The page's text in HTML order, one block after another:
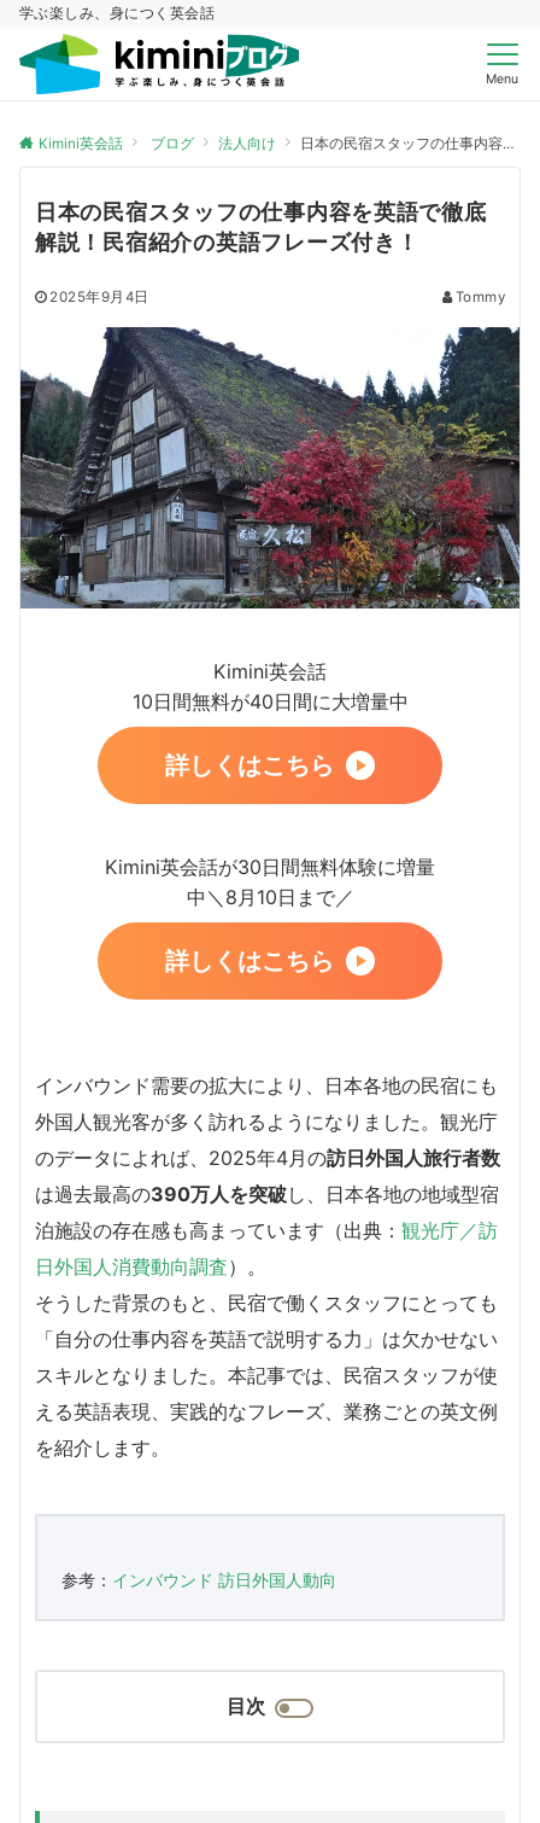
学ぶ楽しみ、身につく英会話
Menu
Kimini英会話 ブログ 法人向け 日本の民宿スタッフの仕事内容を英語で徹底解説！民宿紹介の英語フレーズ付き！
日本の民宿スタッフの仕事内容を英語で徹底
解説！民宿紹介の英語フレーズ付き！
2025年9月4日 Tommy
Kimini英会話
10日間無料が40日間に大増量中
詳しくはこちら
Kimini英会話が30日間無料体験に増量
中＼8月10日まで／
詳しくはこちら
インバウンド需要の拡大により、日本各地の民宿にも
外国人観光客が多く訪れるようになりました。観光庁
のデータによれば、2025年4月の訪日外国人旅行者数
は過去最高の390万人を突破し、日本各地の地域型宿
泊施設の存在感も高まっています（出典： 観光庁／訪
日外国人消費動向調査）。
そうした背景のもと、民宿で働くスタッフにとっても
「自分の仕事内容を英語で説明する力」は欠かせない
スキルとなりました。本記事では、民宿スタッフが使
える英語表現、実践的なフレーズ、業務ごとの英文例
を紹介します。
参考： インバウンド 訪日外国人動向
目次